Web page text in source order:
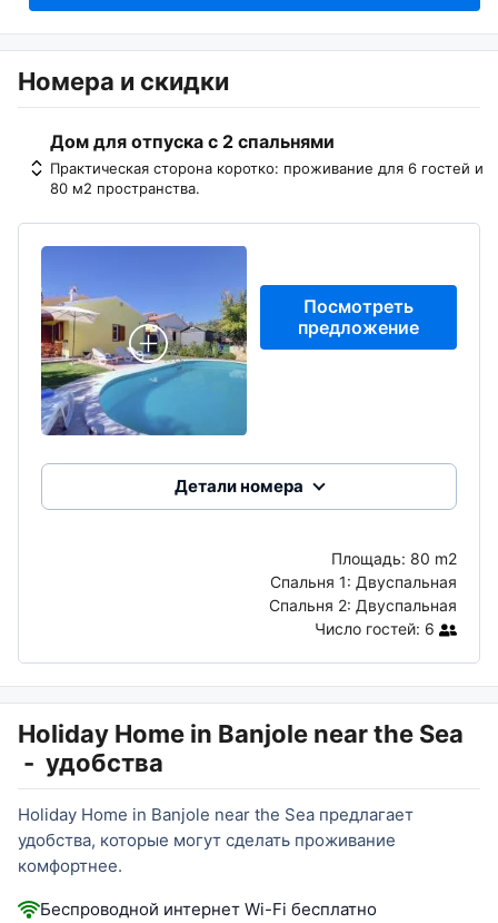
Номера и скидки
Дом для отпуска с 2 спальнями
Практическая сторона коротко: проживание для 6 гостей и
80 м2 пространства.
Посмотреть
предложение
Детали номера
Площадь: 80 m2
Спальня 1: Двуспальная
Спальня 2: Двуспальная
Число гостей: 6
Holiday Home in Banjole near the Sea
- удобства
Holiday Home in Banjole near the Sea предлагает
удобства, которые могут сделать проживание
комфортнее.
Беспроводной интернет Wi-Fi бесплатно